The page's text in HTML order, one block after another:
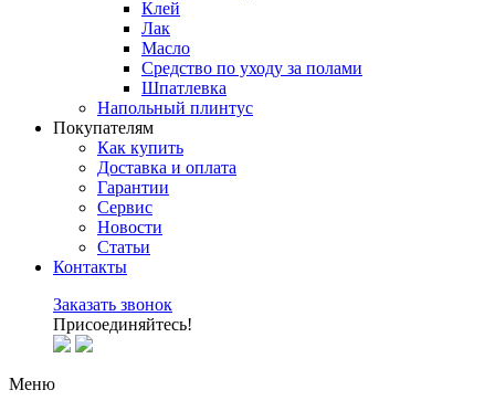
Клей
Лак
Масло
Средство по уходу за полами
Шпатлевка
Напольный плинтус
Покупателям
Как купить
Доставка и оплата
Гарантии
Сервис
Новости
Статьи
Контакты
Заказать звонок
Присоединяйтесь!
Меню